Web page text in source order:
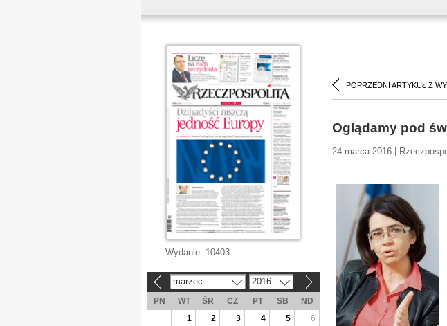
POPRZEDNI ARTYKUŁ Z
Oglądamy pod
24 marca 2016 |
Wydanie: 10403
marzec 2016
PN WT ŚR CZ PT SB
ND
1
2 3 4 5
6